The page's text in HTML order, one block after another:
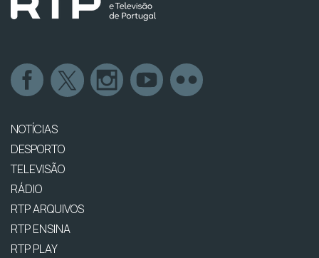
NOTÍCIAS
DESPORTO
TELEVISÃO
RÁDIO
RTP ARQUIVOS
RTP ENSINA
RTP PLAY